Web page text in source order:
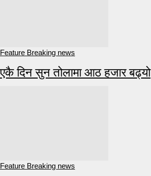
Feature Breaking news
एकै दिन सुन तोलामा आठ हजार बढ्यो
Feature Breaking news